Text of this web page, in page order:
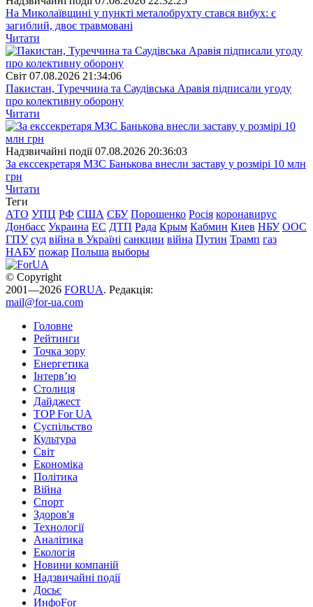
На Миколаївщині у пункті металобрухту стався вибух: є
загиблий, двоє травмовані
Читати
Свiт 07.08.2026 21:34:06
Пакистан, Туреччина та Саудівська Аравія підписали угоду
про колективну оборону
Читати
Надзвичайні події 07.08.2026 20:36:03
За екссекретаря МЗС Банькова внесли заставу у розмірі 10 млн
грн
Читати
Теги
АТО УПЦ РФ США СБУ Порошенко Росія коронавирус
Донбасс Украина ЕС ДТП Рада Крым Кабмин Киев НБУ ООС
ГПУ суд війна в Україні санкции війна Путин Трамп газ
НАБУ пожар Польша выборы
© Copyright
2001—2026 FORUA. Редакція:
mail@for-ua.com
Головне
Рейтинги
Точка зору
Енергетика
Інтерв’ю
Столиця
Дайджест
TOP For UA
Суспiльство
Культура
Світ
Економіка
Політика
Війна
Спорт
Здоров'я
Технології
Аналітика
Екологія
Новини компаній
Надзвичайні події
Досьє
ИнфоFor